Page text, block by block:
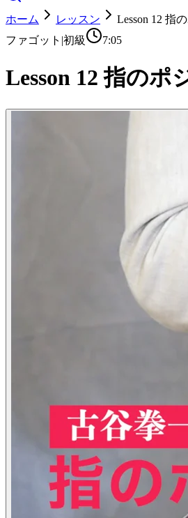
ホーム レッスン
Lesson 12 指
ファゴット |初級 7:05
Lesson 12 指のポ